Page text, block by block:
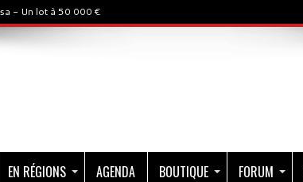
- Un lot à 50 000 €
EN RÉGIONS AGENDA BOUTIQUE FORUM